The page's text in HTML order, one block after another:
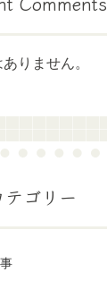
りません。
テゴリー